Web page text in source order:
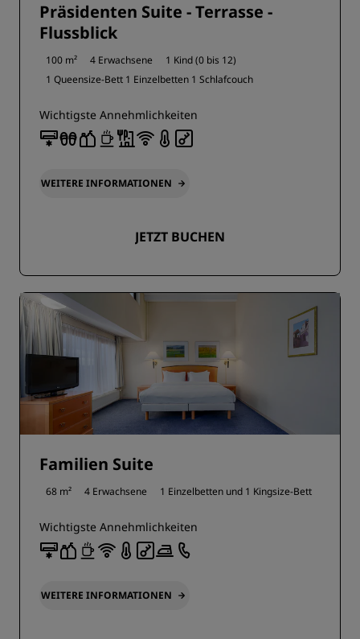
Präsidenten Suite - Terrasse -
Flussblick
100 m² 4 Erwachsene
1 Kind (0 bis 12)
1 Queensize-Bett 1 Einzelbetten 1 Schlafcouch
Wichtigste Annehmlichkeiten
WEITERE INFORMATIONEN
JETZT BUCHEN
Familien Suite
68 m² 4 Erwachsene 1 Einzelbetten und 1 Kingsize-Bett
Wichtigste Annehmlichkeiten
WEITERE INFORMATIONEN